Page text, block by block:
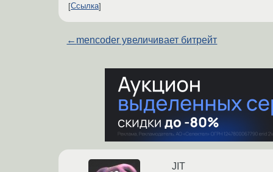
Ссылка
← mencoder увеличивает битрейт
JIT